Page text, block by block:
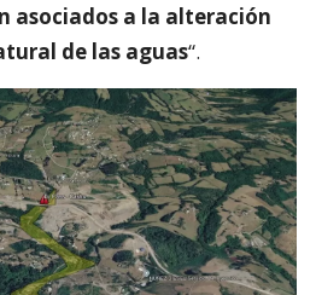
asociados a la alteración
de las aguas“.